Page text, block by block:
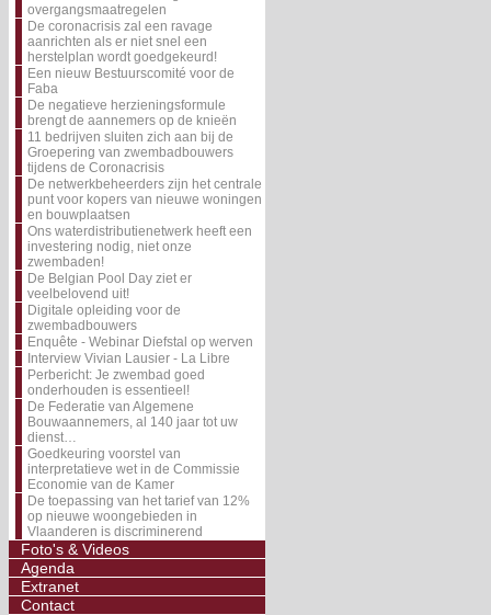
overgangsmaatregelen
De coronacrisis zal een ravage
aanrichten als er niet snel een
herstelplan wordt goedgekeurd!
Een nieuw Bestuurscomité voor de
Faba
De negatieve herzieningsformule
brengt de aannemers op de knieën
11 bedrijven sluiten zich aan bij de
Groepering van zwembadbouwers
tijdens de Coronacrisis
De netwerkbeheerders zijn het centrale
punt voor kopers van nieuwe woningen
en bouwplaatsen
Ons waterdistributienetwerk heeft een
investering nodig, niet onze
zwembaden!
De Belgian Pool Day ziet er
veelbelovend uit!
Digitale opleiding voor de
zwembadbouwers
Enquête - Webinar Diefstal op werven
Interview Vivian Lausier - La Libre
Perbericht: Je zwembad goed
onderhouden is essentieel!
De Federatie van Algemene
Bouwaannemers, al 140 jaar tot uw
dienst…
Goedkeuring voorstel van
interpretatieve wet in de Commissie
Economie van de Kamer
De toepassing van het tarief van 12%
op nieuwe woongebieden in
Vlaanderen is discriminerend
Foto's & Videos
Agenda
Extranet
Contact